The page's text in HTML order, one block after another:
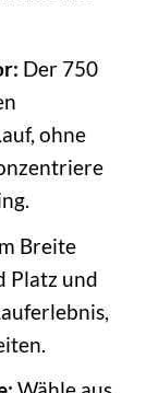
Der 750
ohne
Breite
Platz und